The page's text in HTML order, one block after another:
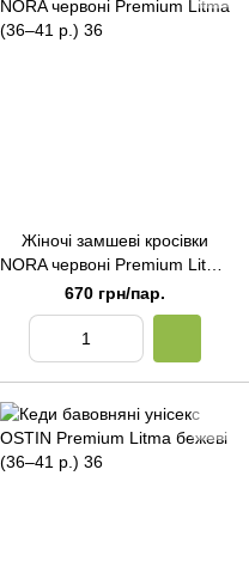
Жіночі замшеві кросівки
NORA червоні Premium Litma
(36–41 р.) 36
670 грн/пар.